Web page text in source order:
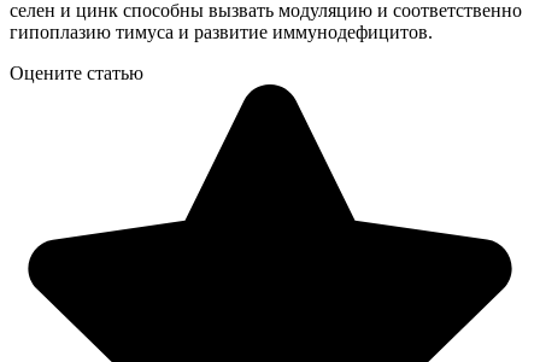
селен и цинк способны вызвать модуляцию и соответственно
гипоплазию тимуса и развитие иммунодефицитов.
Оцените статью